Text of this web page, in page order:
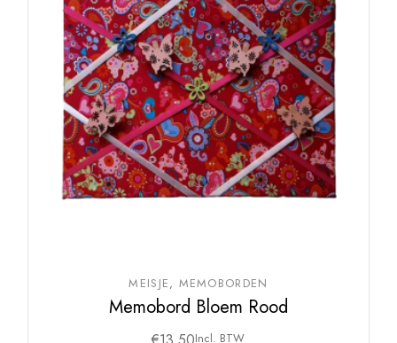
MEISJE MEMOBORDEN
Memobord Bloem Rood
Incl. BTW